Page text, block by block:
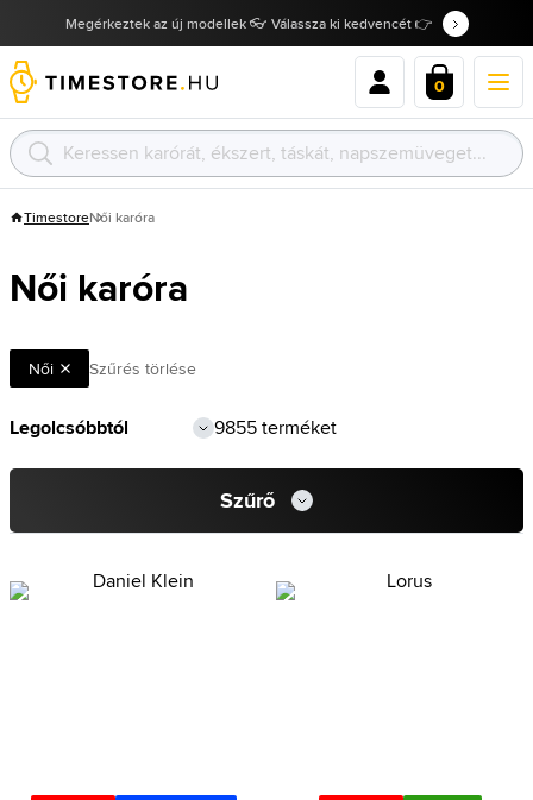
Megérkeztek az új modellek 👓 Válassza ki kedvencét 👉
0
TimestoreNői karóra
Női karóra
Női Szűrés törlése
9855 terméket
Szűrő